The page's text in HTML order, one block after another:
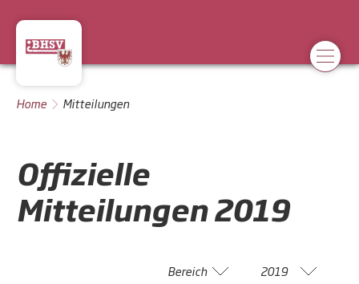
Home Mitteilungen
Offizielle
Mitteilungen2019
Bereich 2019